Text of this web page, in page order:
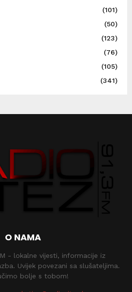
(101)
(50)
(123)
(76)
(105)
(341)
O NAMA
- lokalne vijesti, informacije iz
Uvijek povezani sa slušateljima.
bolje s tobom!